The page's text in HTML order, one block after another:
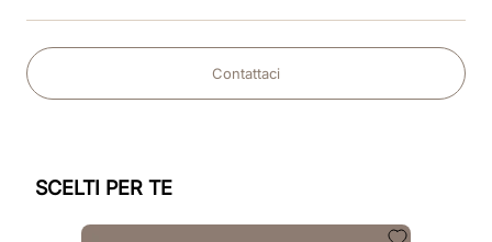
Contattaci
SCELTI PER TE